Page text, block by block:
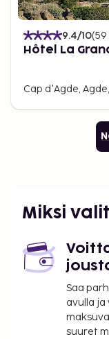
9.4/10(59
Hôtel La
Cap d'Agde,
Miksi
Saa
avulla ja
suuret